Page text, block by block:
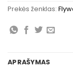
Prekės ženklas:
APRAŠYMAS